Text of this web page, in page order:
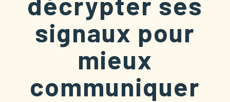
signaux pour
mieux
communiquer